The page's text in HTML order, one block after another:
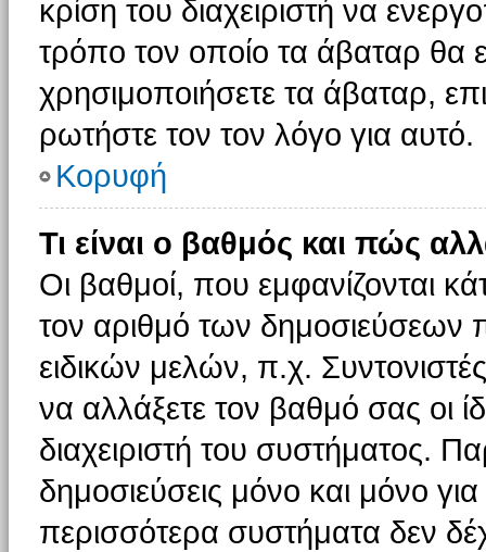
κρίση του διαχειριστή να
τρόπο τον οποίο τα άβαταρ θα
χρησιμοποιήσετε τα άβαταρ,
ρωτήστε τον τον λόγο για αυτό.
Κορυφή
Τι είναι ο βαθμός και πώς
Οι βαθμοί, που εμφανίζονται
τον αριθμό των δημοσιεύσεων
ειδικών μελών, π.χ.
να αλλάξετε τον βαθμό σας οι
διαχειριστή του συστήματος.
δημοσιεύσεις μόνο και μόνο
περισσότερα συστήματα δεν